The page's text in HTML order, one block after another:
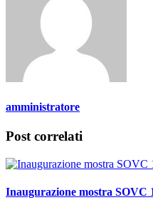
amministratore
Post correlati
Inaugurazione mostra SOVC